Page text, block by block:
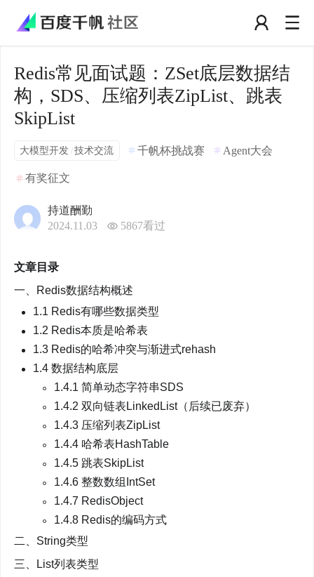
Redis常见面试题：ZSet底层数据结
构，SDS、压缩列表ZipList、跳表
SkipList
大模型开发 /技术交流 千帆杯挑战赛 Agent大会
有奖征文
持道酬勤
2024.11.03
5867看过
文章目录
一、Redis数据结构概述
1.1 Redis有哪些数据类型
1.2 Redis本质是哈希表
1.3 Redis的哈希冲突与渐进式rehash
1.4 数据结构底层
1.4.1 简单动态字符串SDS
1.4.2 双向链表LinkedList（后续已废弃）
1.4.3 压缩列表ZipList
1.4.4 哈希表HashTable
1.4.5 跳表SkipList
1.4.6 整数数组IntSet
1.4.7 RedisObject
1.4.8 Redis的编码方式
二、String类型
三、List列表类型